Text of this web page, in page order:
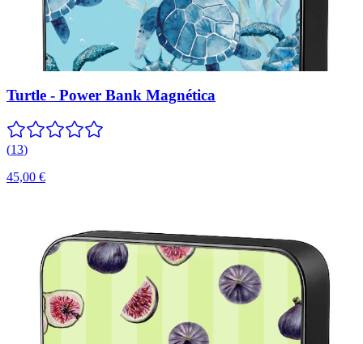
Turtle - Power Bank Magnética
(13)
45,00 €